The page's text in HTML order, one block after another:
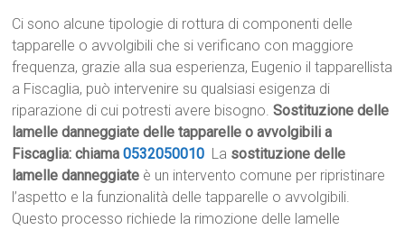
Ci sono alcune tipologie di rottura di componenti delle
tapparelle o avvolgibili che si verificano con maggiore
frequenza, grazie alla sua esperienza, Eugenio il tapparellista
a Fiscaglia, può intervenire su qualsiasi esigenza di
riparazione di cui potresti avere bisogno.Sostituzione delle
lamelle danneggiate delle tapparelle o avvolgibili a
Fiscaglia: chiama0532050010 La sostituzione delle
lamelle danneggiate è un intervento comune per ripristinare
l’aspetto e la funzionalità delle tapparelle o avvolgibili.
Questo processo richiede la rimozione delle lamelle